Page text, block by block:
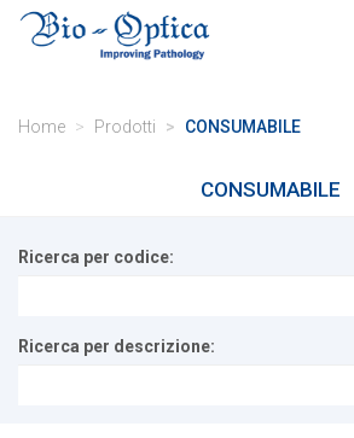
Home Prodotti CONSUMABILE
CONSUMABILE
Ricerca per codice:
Ricerca per descrizione: